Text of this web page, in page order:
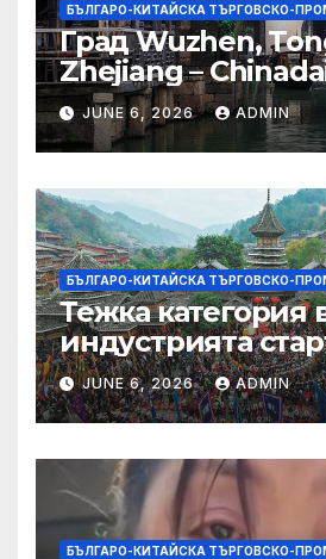
БЪЛГАРО-КИТАЙСКА ТЪРГОВСКО-
Град Wuzhen,
Zhejiang –
JUNE 6, 2026 ADMIN
БЪЛГАРО-КИТАЙСКА ТЪРГОВСКО-
Тежка категория
индустрията
алианс за
слънчева
JUNE 6, 2026 ADMIN
БЪЛГАРО-КИТАЙСКА ТЪРГОВСКО-